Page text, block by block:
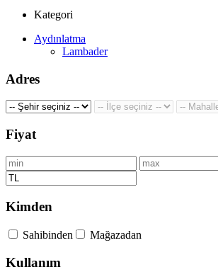
Kategori
Aydınlatma
Lambader
Adres
Fiyat
Kimden
Sahibinden Mağazadan
Kullanım